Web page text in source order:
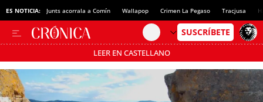
ES NOTICIA: Junts acorrala a Comín Wallapop Crimen La Pegaso Tracjusa
LEER EN CASTELLANO
Pásate al MODO AHORRO